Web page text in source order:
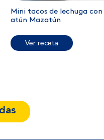
Mini tacos de lechuga con
atún Mazatún
Ver receta